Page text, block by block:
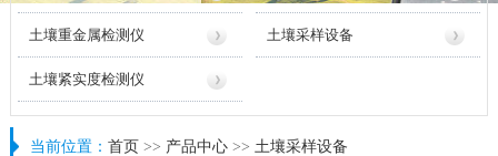
土壤重金属检测仪 土壤采样设备
土壤紧实度检测仪
当前位置： 首页 >> 产品中心>> 土壤采样设备